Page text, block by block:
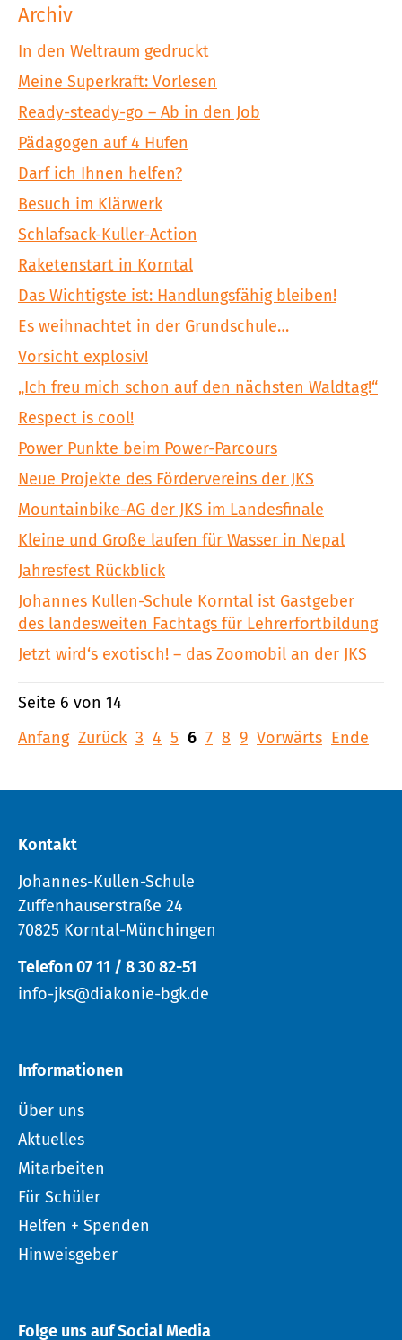
Archiv
In den Weltraum gedruckt
Meine Superkraft: Vorlesen
Ready-steady-go – Ab in den Job
Pädagogen auf 4 Hufen
Darf ich Ihnen helfen?
Besuch im Klärwerk
Schlafsack-Kuller-Action
Raketenstart in Korntal
Das Wichtigste ist: Handlungsfähig bleiben!
Es weihnachtet in der Grundschule…
Vorsicht explosiv!
„Ich freu mich schon auf den nächsten Waldtag!“
Respect is cool!
Power Punkte beim Power-Parcours
Neue Projekte des Fördervereins der JKS
Mountainbike-AG der JKS im Landesfinale
Kleine und Große laufen für Wasser in Nepal
Jahresfest Rückblick
Johannes Kullen-Schule Korntal ist Gastgeber
des landesweiten Fachtags für Lehrerfortbildung
Jetzt wird‘s exotisch! – das Zoomobil an der JKS
Seite 6 von 14
Anfang Zurück 3 4 5 6 7 8 9 Vorwärts Ende
Kontakt
Johannes-Kullen-Schule
Zuffenhauserstraße 24
70825 Korntal-Münchingen
Telefon 07 11 / 8 30 82-51
info-jks@diakonie-bgk.de
Informationen
Über uns
Aktuelles
Mitarbeiten
Für Schüler
Helfen + Spenden
Hinweisgeber
Folge uns auf Social Media